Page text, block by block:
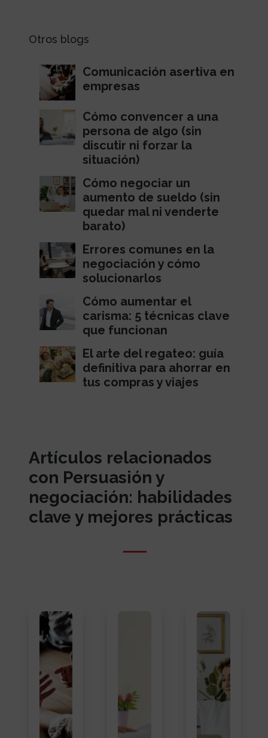
Otros blogs
Comunicación asertiva en
empresas
Cómo convencer a una
persona de algo (sin
discutir ni forzar la
situación)
Cómo negociar un
aumento de sueldo (sin
quedar mal ni venderte
barato)
Errores comunes en la
negociación y cómo
solucionarlos
Cómo aumentar el
carisma: 5 técnicas clave
que funcionan
El arte del regateo: guía
definitiva para ahorrar en
tus compras y viajes
Artículos relacionados
con Persuasión y
negociación: habilidades
clave y mejores prácticas